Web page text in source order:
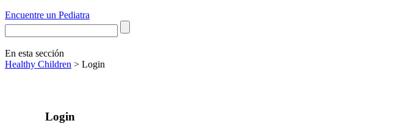
Encuentre un Pediatra
En esta sección
Healthy Children > Login
Login